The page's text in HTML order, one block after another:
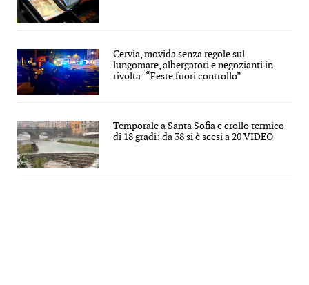
Cervia, movida senza regole sul
lungomare, albergatori e negozianti in
rivolta: “Feste fuori controllo”
Temporale a Santa Sofia e crollo termico
di 18 gradi: da 38 si è scesi a 20 VIDEO